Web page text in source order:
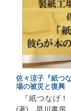
佐々涼子『紙つ
場の被災と復興
『紙つなげ！